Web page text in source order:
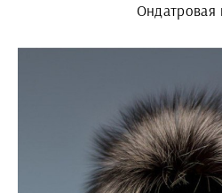
Ондатровая